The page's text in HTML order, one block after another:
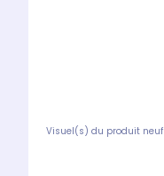
Visuel(s) du produit neuf